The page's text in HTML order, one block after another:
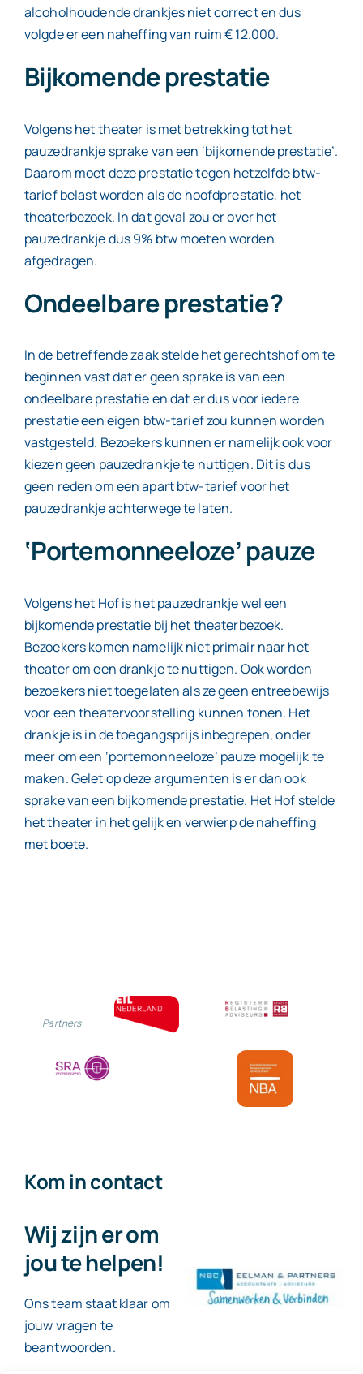
alcoholhoudende drankjes niet correct en dus
volgde er een naheffing van ruim € 12.000.
Bijkomende prestatie
Volgens het theater is met betrekking tot het
pauzedrankje sprake van een ‘bijkomende prestatie’.
Daarom moet deze prestatie tegen hetzelfde btw-
tarief belast worden als de hoofdprestatie, het
theaterbezoek. In dat geval zou er over het
pauzedrankje dus 9% btw moeten worden
afgedragen.
Ondeelbare prestatie?
In de betreffende zaak stelde het gerechtshof om te
beginnen vast dat er geen sprake is van een
ondeelbare prestatie en dat er dus voor iedere
prestatie een eigen btw-tarief zou kunnen worden
vastgesteld. Bezoekers kunnen er namelijk ook voor
kiezen geen pauzedrankje te nuttigen. Dit is dus
geen reden om een apart btw-tarief voor het
pauzedrankje achterwege te laten.
‘Portemonneeloze’ pauze
Volgens het Hof is het pauzedrankje wel een
bijkomende prestatie bij het theaterbezoek.
Bezoekers komen namelijk niet primair naar het
theater om een drankje te nuttigen. Ook worden
bezoekers niet toegelaten als ze geen entreebewijs
voor een theatervoorstelling kunnen tonen. Het
drankje is in de toegangsprijs inbegrepen, onder
meer om een ‘portemonneeloze’ pauze mogelijk te
maken. Gelet op deze argumenten is er dan ook
sprake van een bijkomende prestatie. Het Hof stelde
het theater in het gelijk en verwierp de naheffing
met boete.
Partners
Kom in contact
Wij zijn er om
jou te helpen!
Ons team staat klaar om
jouw vragen te
beantwoorden.